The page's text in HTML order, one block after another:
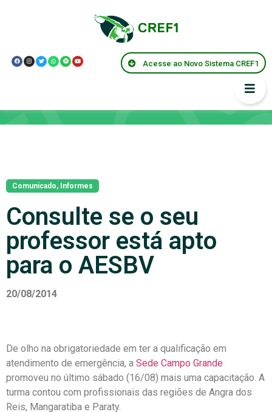
Acesse ao Novo Sistema CREF1
Comunicado, Informes
Consulte se o seu
professor está apto
para o AESBV
20/08/2014
De olho na obrigatoriedade em ter a qualificação em
atendimento de emergência, a Sede Campo Grande
promoveu no último sábado (16/08) mais uma capacitação. A
turma contou com profissionais das regiões de Angra dos
Reis, Mangaratiba e Paraty.